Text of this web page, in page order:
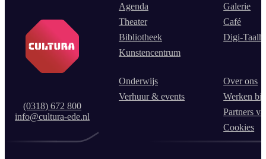
(0318) 672 800
info@cultura-ede.nl
Agenda
Theater
Bibliotheek
Kunstencentrum
Galerie
Café
Digi-
Onderwijs
Verhuur & events
Over ons
Werken
Partners
Cookies